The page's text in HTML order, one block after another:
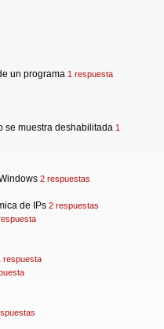
un programa 1 respuesta
se muestra deshabilitada 1
2 respuestas
de IPs 2 respuestas
respuesta